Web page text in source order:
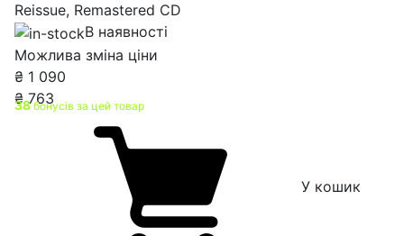
Reissue, Remastered CD
В наявності
Можлива зміна ціни
₴ 1 090
₴763
38бонусів за цей товар
У кошик